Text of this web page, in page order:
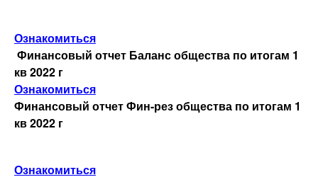
Ознакомиться
Финансовый отчет Баланс общества по итогам 1
кв 2022 г
Ознакомиться
Финансовый отчет Фин-рез общества по итогам 1
кв 2022 г
Ознакомиться